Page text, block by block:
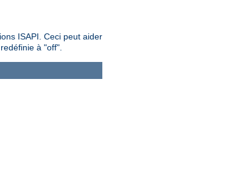
ISAPI. Ceci peut aider
à "off".